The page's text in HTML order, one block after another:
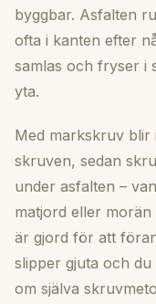
byggbar. Asfalten
ofta i kanten efter
samlas och fryser i
yta.
Med markskruv
skruven, sedan
under asfalten –
matjord eller
är gjord för att
slipper gjuta och
om själva